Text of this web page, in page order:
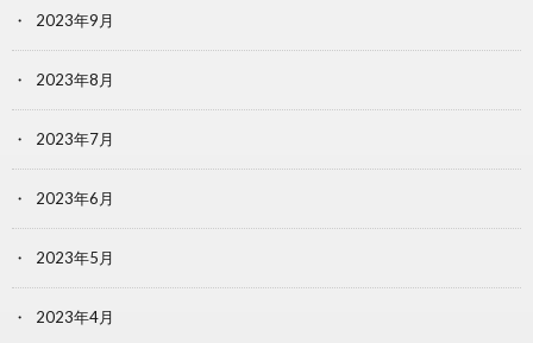
2023年9月
2023年8月
2023年7月
2023年6月
2023年5月
2023年4月